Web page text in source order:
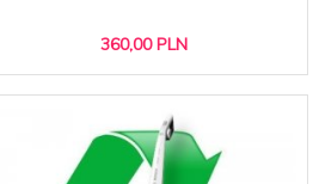
360,00 PLN